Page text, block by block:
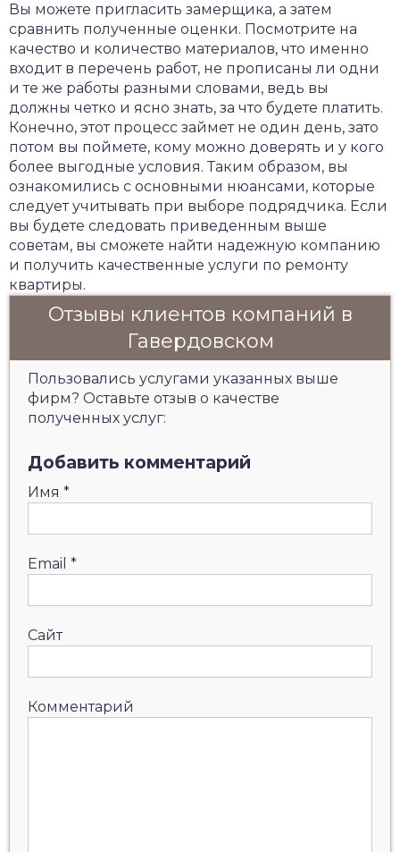
Вы можете пригласить замерщика, а затем
сравнить полученные оценки. Посмотрите на
качество и количество материалов, что именно
входит в перечень работ, не прописаны ли одни
и те же работы разными словами, ведь вы
должны четко и ясно знать, за что будете платить.
Конечно, этот процесс займет не один день, зато
потом вы поймете, кому можно доверять и у кого
более выгодные условия. Таким образом, вы
ознакомились с основными нюансами, которые
следует учитывать при выборе подрядчика. Если
вы будете следовать приведенным выше
советам, вы сможете найти надежную компанию
и получить качественные услуги по ремонту
квартиры.
Отзывы клиентов компаний в
Гавердовском
Пользовались услугами указанных выше
фирм? Оставьте отзыв о качестве
полученных услуг:
Добавить комментарий
Имя *
Email *
Сайт
Комментарий